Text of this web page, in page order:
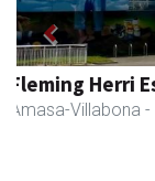
Erniobea BHI
Amasa-Villabona
Previous